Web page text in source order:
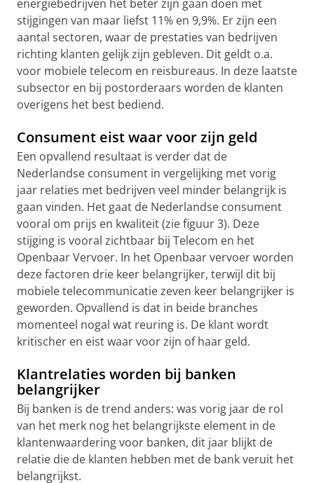
energiebedrijven het beter zijn gaan doen met
stijgingen van maar liefst 11% en 9,9%. Er zijn een
aantal sectoren, waar de prestaties van bedrijven
richting klanten gelijk zijn gebleven. Dit geldt o.a.
voor mobiele telecom en reisbureaus. In deze laatste
subsector en bij postorderaars worden de klanten
overigens het best bediend.
Consument eist waar voor zijn geld
Een opvallend resultaat is verder dat de
Nederlandse consument in vergelijking met vorig
jaar relaties met bedrijven veel minder belangrijk is
gaan vinden. Het gaat de Nederlandse consument
vooral om prijs en kwaliteit (zie figuur 3). Deze
stijging is vooral zichtbaar bij Telecom en het
Openbaar Vervoer. In het Openbaar vervoer worden
deze factoren drie keer belangrijker, terwijl dit bij
mobiele telecommunicatie zeven keer belangrijker is
geworden. Opvallend is dat in beide branches
momenteel nogal wat reuring is. De klant wordt
kritischer en eist waar voor zijn of haar geld.
Klantrelaties worden bij banken
belangrijker
Bij banken is de trend anders: was vorig jaar de rol
van het merk nog het belangrijkste element in de
klantenwaardering voor banken, dit jaar blijkt de
relatie die de klanten hebben met de bank veruit het
belangrijkst.